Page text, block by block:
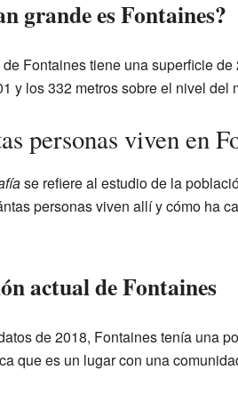
grande es Fontaines?
Fontaines tiene una superficie de
y los 332 metros sobre el nivel del
personas viven en
se refiere al estudio de la
personas viven allí y cómo ha
actual de Fontaines
de 2018, Fontaines tenía una
que es un lugar con una